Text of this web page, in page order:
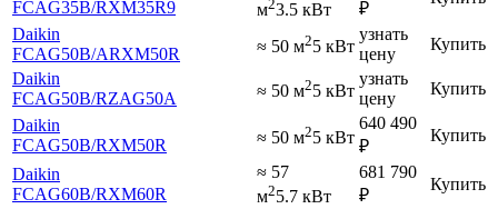
FCAG35B/RXM35R9
м23.5 кВт
₽
Daikin
FCAG50B/ARXM50R ≈ 50 м25 кВт
узнать
цену
Купить
Daikin
FCAG50B/RZAG50A ≈ 50 м25 кВт
узнать
цену
Купить
Daikin
FCAG50B/RXM50R ≈ 50 м25 кВт
640 490
₽
Купить
Daikin
FCAG60B/RXM60R
≈ 57
м25.7 кВт
681 790
₽
Купить